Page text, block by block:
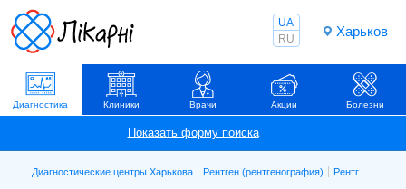
Харьков
UA
RU
Диагностика Клиники Врачи Акции Болезни
Диагностические центры Харькова Рентген (рентгенография) Рентген органов грудной клетки